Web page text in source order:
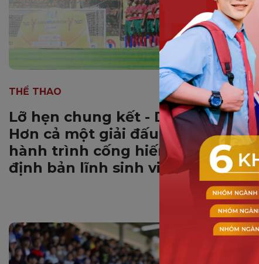
THỂ THAO
Lỡ hẹn chung kết - DNTU FC:
Hơn cả một giải đấu, là một
hành trình cống hiến và khẳng
định bản lĩnh sinh viên DNTU